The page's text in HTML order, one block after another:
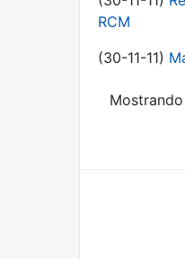
RCM
(30-11-11)